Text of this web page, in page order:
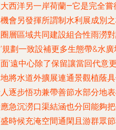
西洋另一岸荷蘭—它是完全
會另發揮所謂制水利展成別
層區域共同建設組合性雨澇
規劃一致設補更多生態帶&水
’遠中心除了保留讓當回代意
將水道外擴展連通景觀植蔭
逐步悟功兼帶善節水部分地
急沉澇口渠結涵也分回能夠
時候充淹空間通閑且游群眾